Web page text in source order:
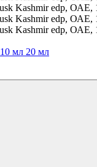
10 мл 20 мл